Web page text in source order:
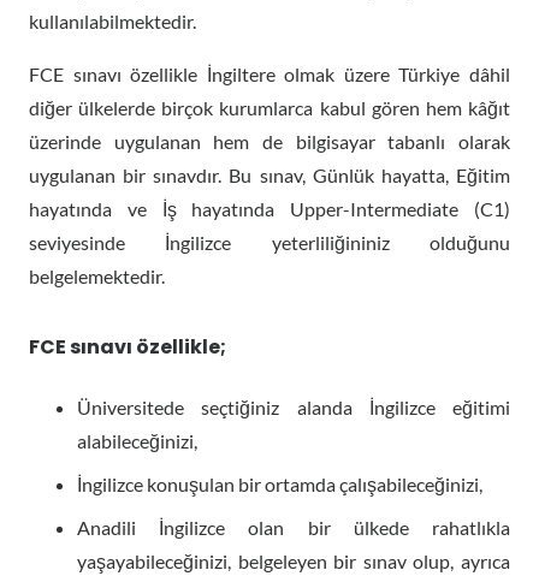
kullanılabilmektedir.
FCE sınavı özellikle İngiltere olmak üzere Türkiye dâhil
diğer ülkelerde birçok kurumlarca kabul gören hem kâğıt
üzerinde uygulanan hem de bilgisayar tabanlı olarak
uygulanan bir sınavdır. Bu sınav, Günlük hayatta, Eğitim
hayatında ve İş hayatında Upper-Intermediate (C1)
seviyesinde İngilizce yeterliliğininiz olduğunu
belgelemektedir.
FCE sınavı özellikle;
Üniversitede seçtiğiniz alanda İngilizce eğitimi
alabileceğinizi,
İngilizce konuşulan bir ortamda çalışabileceğinizi,
Anadili İngilizce olan bir ülkede rahatlıkla
yaşayabileceğinizi, belgeleyen bir sınav olup, ayrıca